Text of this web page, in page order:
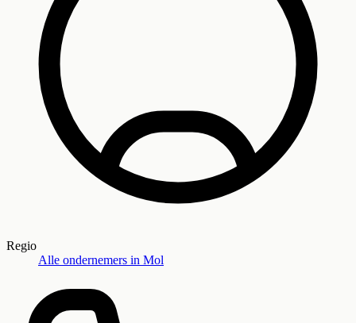
Regio
Alle ondernemers in Mol